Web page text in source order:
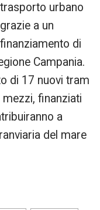
trasporto urbano
grazie a un
finanziamento di
Campania.
di 17 nuovi tram
finanziati
a
del mare